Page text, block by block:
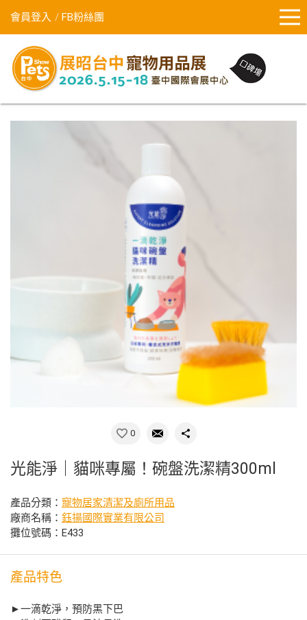
會員登入 FB粉絲團
0
光能淨｜貓咪專屬！碗盤洗潔精300ml
產品分類： 寵物居家清潔及廁所用品
廠商名稱： 鈺揚國際實業有限公司
攤位號碼：E433
產品特色
►一滴乾淨，預防黑下巴